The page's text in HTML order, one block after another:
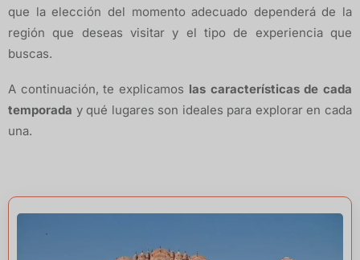
que la elección del momento adecuado dependerá de la
región que deseas visitar y el tipo de experiencia que
buscas.
A continuación, te explicamos las características de cada
temporada y qué lugares son ideales para explorar en cada
una.